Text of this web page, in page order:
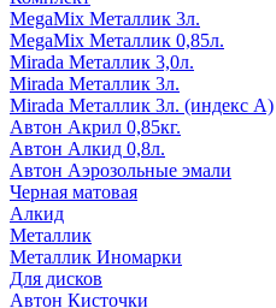
MegaMix Металлик 3л.
MegaMix Металлик 0,85л.
Mirada Металлик 3,0л.
Mirada Металлик 3л.
Mirada Металлик 3л. (индекс А)
Автон Акрил 0,85кг.
Автон Алкид 0,8л.
Автон Аэрозольные эмали
Черная матовая
Алкид
Металлик
Металлик Иномарки
Для дисков
Автон Кисточки